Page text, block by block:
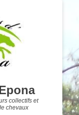
collectifs et
chevaux